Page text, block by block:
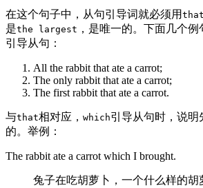
在这个句子中，从句引导词就必须用 that
是the largest ，是唯一的。下面几个例
引导从句：
All the rabbit that ate a carrot;
The only rabbit that ate a carrot;
The first rabbit that ate a carrot.
与that相对应， which引导从句时，说明
的。举例：
The rabbit ate a carrot which I brought.
兔子在吃胡萝卜，一个什么样的胡